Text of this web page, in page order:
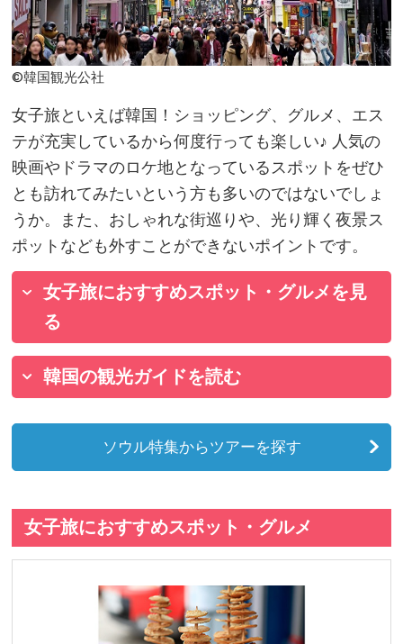
©韓国観光公社
女子旅といえば韓国！ショッピング、グルメ、エス
テが充実しているから何度行っても楽しい♪ 人気の
映画やドラマのロケ地となっているスポットをぜひ
とも訪れてみたいという方も多いのではないでしょ
うか。また、おしゃれな街巡りや、光り輝く夜景ス
ポットなども外すことができないポイントです。
女子旅におすすめスポット・グルメを見
る
韓国の観光ガイドを読む
ソウル特集からツアーを探す
女子旅におすすめスポット・グルメ